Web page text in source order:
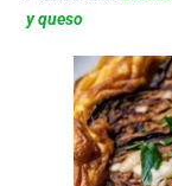
y queso